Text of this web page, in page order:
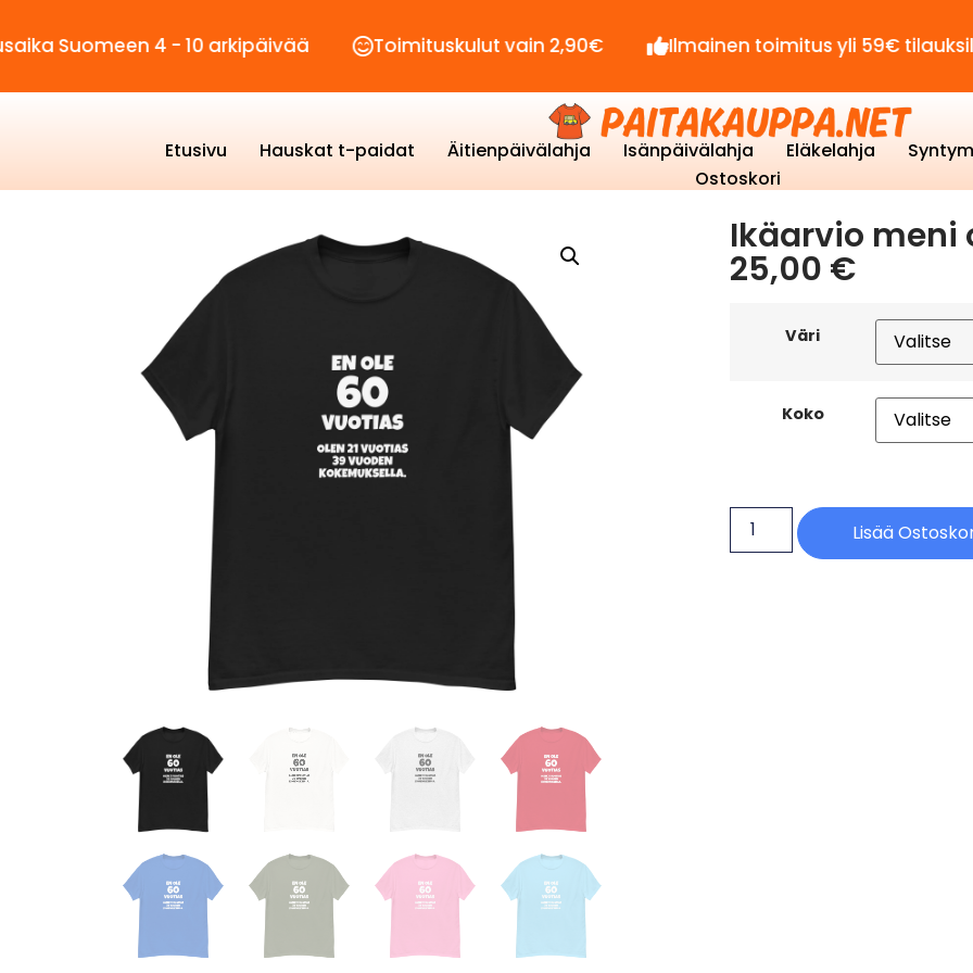
4 - 10 arkipäivää Toimituskulut vain 2,90€ Ilmainen toimitus yli 59€ tilauksille!
Etusivu Hauskat t-paidat Äitienpäivälahja Isänpäivälahja Eläkelahja
Ostoskori
Ikäarvio meni
25,00 €
Väri
Koko
Lisää